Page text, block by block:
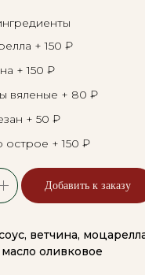
+ 150 ₽
+ 150 ₽
вяленые + 80 ₽
+ 50 ₽
острое + 150 ₽
Добавить к заказу
ветчина,
оливковое